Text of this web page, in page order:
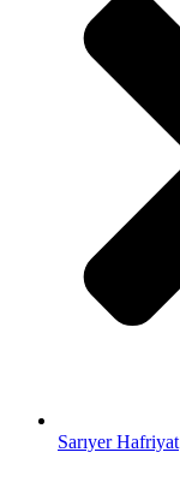
Sarıyer Hafriyat